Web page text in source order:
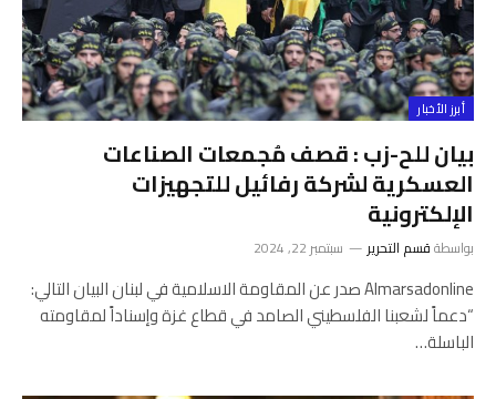
أبرز الأخبار
بيان للح-زب : قصف مُجمعات الصناعات
العسكرية ‏لشركة رفائيل للتجهيزات
الإلكترونية
بواسطةقسم التحرير سبتمبر 22, 2024
Almarsadonline صدر عن المقاومة الاسلامية في لبنان البيان التالي:
“دعماً لشعبنا الفلسطيني الصامد في قطاع غزة وإسناداً لمقاومته
الباسلة…